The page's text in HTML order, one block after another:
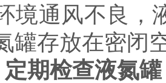
境通风不良，
罐存放在密闭
期检查液氮罐